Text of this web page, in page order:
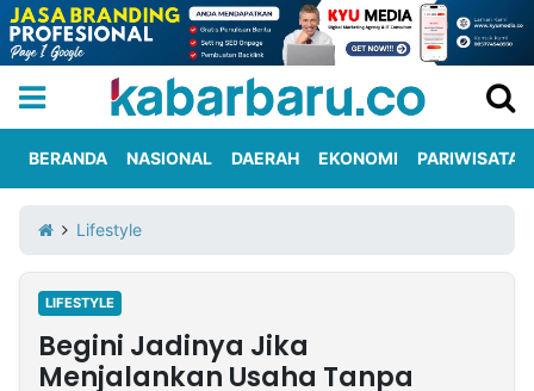
Iklan
Berita
Kami
Nasional
International
Olahraga
Entertainment
Daerah
Pariwisata
Kuliner
Kolom
BERANDA NASIONAL DAERAH EKONOMI PARIWISATA
Lifestyle
LIFESTYLE
Begini Jadinya Jika
Menjalankan Usaha Tanpa